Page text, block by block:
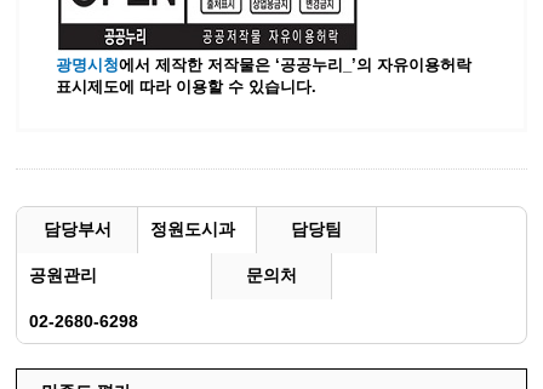
광명시청에서 제작한 저작물은 ‘공공누리_’의 자유이용허락
표시제도에 따라 이용할 수 있습니다.
담당부서 정원도시과 담당팀
공원관리 문의처
02-2680-6298